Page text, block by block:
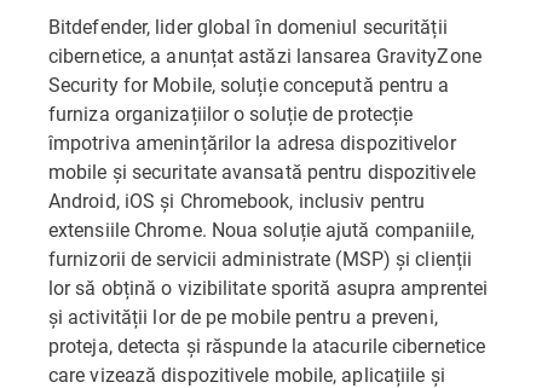
Bitdefender, lider global în domeniul securității
cibernetice, a anunțat astăzi lansarea GravityZone
Security for Mobile, soluție concepută pentru a
furniza organizațiilor o soluție de protecție
împotriva amenințărilor la adresa dispozitivelor
mobile și securitate avansată pentru dispozitivele
Android, iOS și Chromebook, inclusiv pentru
extensiile Chrome. Noua soluție ajută companiile,
furnizorii de servicii administrate (MSP) și clienții
lor să obțină o vizibilitate sporită asupra amprentei
și activității lor de pe mobile pentru a preveni,
proteja, detecta și răspunde la atacurile cibernetice
care vizează dispozitivele mobile, aplicațiile și